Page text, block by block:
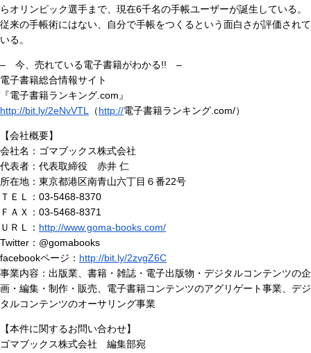
らオリンピック選手まで、現在6千名の手帳ユーザーが誕生している。
従来の手帳術にはない、自分で手帳をつくるという面白さが評価されて
いる。
– 今、売れている電子書籍がわかる!! –
電子書籍総合情報サイト
『電子書籍ランキング.com』
http://bit.ly/2eNvVTL
（http://電子書籍ランキング.com/）
【会社概要】
会社名：ゴマブックス株式会社
代表者：代表取締役 赤井 仁
所在地：東京都港区南青山六丁目６番22号
ＴＥＬ：03-5468-8370
ＦＡＸ：03-5468-8371
ＵＲＬ： http://www.goma-books.com/
Twitter：@gomabooks
facebookページ： http://bit.ly/2zvgZ6C
事業内容：出版業、書籍・雑誌・電子出版物・デジタルコンテンツの企
画・編集・制作・販売、電子書籍コンテンツのアグリゲート事業、デジ
タルコンテンツのオーサリング事業
【本件に関するお問い合わせ】
ゴマブックス株式会社 編集部宛